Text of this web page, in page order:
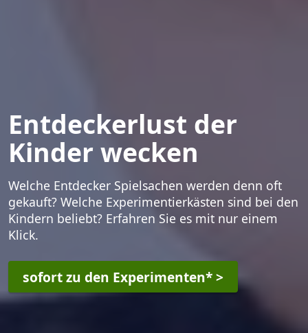
Entdeckerlust der
Kinder wecken
Welche Entdecker Spielsachen werden denn oft
gekauft? Welche Experimentierkästen sind bei den
Kindern beliebt? Erfahren Sie es mit nur einem
Klick.
sofort zu den Experimenten* >